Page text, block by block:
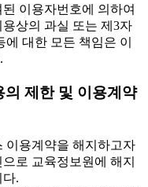
이용자번호에 의하여
상의 과실 또는 제3자
대한 모든 책임은 이
의 제한 및 이용계약
용계약을 해지하고자
로 교육정보원에 해지
다.